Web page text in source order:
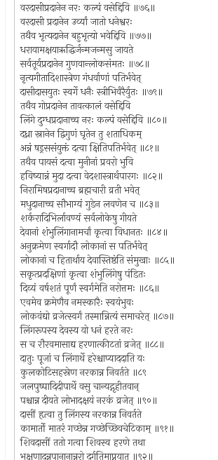
वरदासीप्रदानेन नरः कल्पं वसेद्दिवि ॥७६॥
वरदासी प्रदानेन उर्व्यां जातो धनेश्वरः
तथैव भृत्यदानेन बहुभृत्यो भवेद्दिवि ॥७७॥
धरायामक्षयाऋद्धिर्जन्मजन्मसु जायते
सर्वतूर्यप्रदानेन गुणवान्लोकसंमतः ॥७८॥
नृत्यगीतादिशास्त्रेण गंधर्वाणां पतिर्भवेत्
दासीदासयुतः स्वर्गे धनैः स्त्रीभिर्वरैर्युतः ॥७९॥
तथैव गोप्रदानेन तावत्कालं वसेद्दिवि
लिंगे दुग्धप्रदानाच्च नरः कल्पं वसेद्दिवि ॥८०॥
दध्ना स्नानेन द्विगुणं घृतेन तु शताधिकम्
अन्नं षड्रससंयुक्तं दत्वा क्षितिपतिर्भवेत् ॥८१॥
तथैव पायसं दत्वा मुनीनां प्रवरो भुवि
हविष्यान्नं मुदा दत्वा वेदशास्त्रार्थपारगः ॥८२॥
निरामिषप्रदानाच्च ब्रह्मचारी व्रती भवेत्
मधुदानाच्च सौभाग्यं गुडेन लवणेन च ॥८३॥
शर्करादिभिर्लावण्यं सर्वलोकेषु गीयते
देवानां शंभुलिंगानामर्चां कृत्वा विधानतः ॥८४॥
अनुक्रमेण स्वर्गादौ लोकानां स पतिर्भवेत्
लोकानां च हितार्थाय देवास्तिष्ठंति संमुखाः ॥८५॥
सकृत्प्रदक्षिणां कृत्वा शंभुलिंगेषु पंडितः
दिव्यं वर्षशतं पूर्णं स्वर्गमेति नरोत्तमः ॥८६॥
एवमेव क्रमेणैव नमस्कारैः स्वयंभुवः
लोकवंद्यो व्रजेत्स्वर्गं तस्मान्नित्यं समाचरेत् ॥८७॥
लिंगरूपस्य देवस्य यो धनं हरते नरः
स च रौरवमासाद्य हरणात्कीटतां व्रजेत् ॥८८॥
दातुः पूजां च लिंगार्थे हरेश्चाप्याददाति यः
कुलकोटिसहस्रेण नरकान्न निवर्तते ॥८९
जलपुष्पादिदीपार्थे वसु चान्यद्गृहीतवान्
पश्चान्न दीयते लोभादक्षयं नरकं व्रजेत् ॥९०॥
दासीं हृत्वा तु लिंगस्य नरकान्न निवर्तते
कामार्तो मातरं गच्छेन्न गच्छेच्छिवचेटिकाम् ॥९१॥
शिवदासीं ततो गत्वा शिवस्व हरणे तथा
भक्षणादन्नपानानान्नरो दुर्गतिमाप्नुयात् ॥९२॥